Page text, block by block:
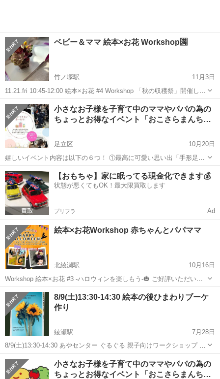
ベビー＆ママ 絵本×お花 Workshop🈵
竹ノ塚駅
11月3日
11.21.fri 10:45-12:00 絵本×お花 #4 Workshop 「秋の収穫祭」開催しま
す！ 今回も3つのプレゼントとリピーター様限定の ＋‪αプレゼントも
あります♪♪ まずは... 絵本アドバイザーで...
東京 足立区 竹ノ塚駅 育児 Workshop
小さなお子様を子育て中のママやパパの為の
ちょっとお得なイベント「おこさらまんち…
足立区
10月20日
嬉しいイベント内容は以下の６つ！ ①最高に可愛い思い出「手形足形
アニマルトートバック」 ②必ず誰かが当たる！「スタンプラリー抽選
会」 ③季節に合わせた「お昼寝フォトスポット」 ④おこさらまんちの
SDGs「ぶつぶつ...
東京 足立区 育児 スタンプラリー
【おもちゃ】家に眠ってる現金化できます💰
状態が悪くてもOK！最大限買取します
プリフラ Ad
絵本×お花Workshop 赤ちゃんとパパママ
北綾瀬駅
10月16日
Workshop 絵本×お花 #3 -ハロウィンを楽しもう-🎃 ご好評いただいて
います絵本×お花の コラボWorkshopが第３弾になりました📖´-︎✿ 今回
はハロウィンをテーマに👻🍭🎃🧙‍♀️🐈‍⬛ 4つのご参加特典付...
東京 足立区 北綾瀬駅 Workshop
8/9(土)13:30-14:30 絵本の後ひまわりブーケ
作り
綾瀬駅
7月28日
8/9(土)13:30-14:30 あやセンター ぐるぐる 親子向けワークショップ 絵
本×お花 参加費：￥3000（花材費込） 持ち物：不要 親子で花束作り体
験しませんか💐 今回は夏らしくひまわりのブーケです。 子育てには...
東京 綾瀬駅 育児 ひまわり
小さなお子様を子育て中のママやパパの為の
ちょっとお得なイベント「おこさらまんち…